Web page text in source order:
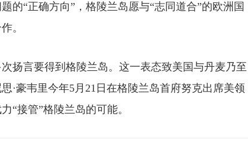
“正确方向”，格陵兰岛愿与“志同道合”的欧洲国
。
言要得到格陵兰岛。这一表态致美国与丹麦乃至
·豪韦里今年5月21日在格陵兰岛首府努克出席美领
“接管”格陵兰岛的可能。